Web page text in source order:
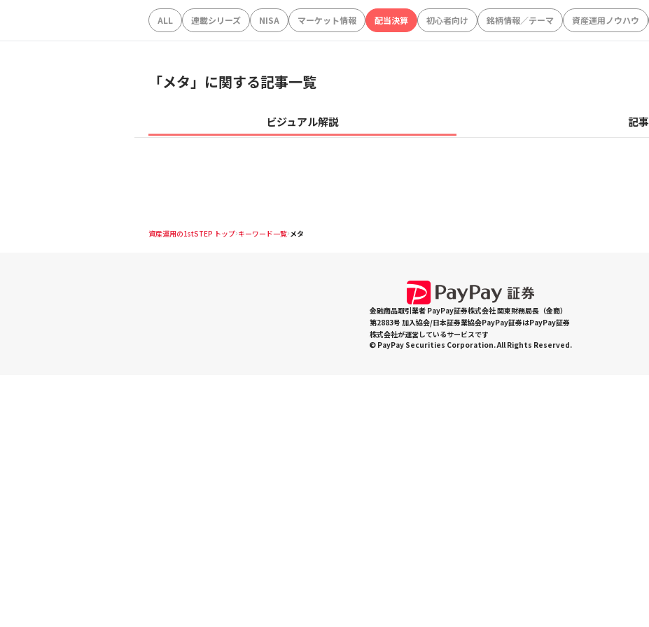
ALL 連載シリーズ NISA マーケット情報 配当決算 初心者向け 銘柄情報／テーマ 資産運用ノウハウ
「メタ」に関する記事一覧
ビジュアル解説 記事
資産運用の1stSTEP トップ キーワード一覧 メタ
金融商品取引業者 PayPay証券株式会社 関東財務局長（金商）
第2883号 加入協会/日本証券業協会PayPay証券はPayPay証券
株式会社が運営しているサービスです
© PayPay Securities Corporation. All Rights Reserved.